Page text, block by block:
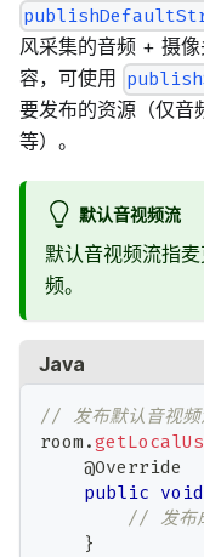
风采集的音频 + 摄
容，可使用
要发布的资源（仅音
等）。
默认音视频流
默认音视频流指
频。
Java
// 发布默认音视频
room .
@Override
public void
// 发布
}